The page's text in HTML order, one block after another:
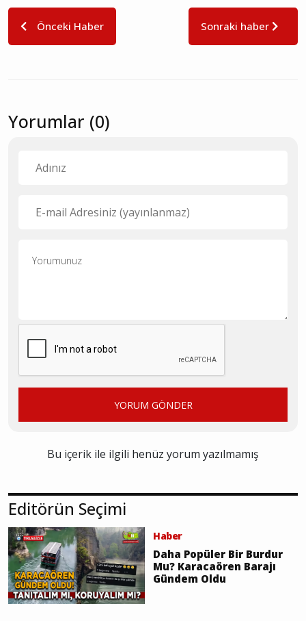
Önceki Haber Sonraki haber
Yorumlar (0)
YORUM GÖNDER
Bu içerik ile ilgili henüz yorum yazılmamış
Editörün Seçimi
Haber
Daha Popüler Bir Burdur
Mu? Karacaören Barajı
Gündem Oldu